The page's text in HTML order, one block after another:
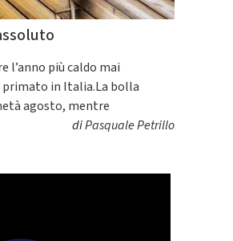
l’anno più caldo mai
in Italia.La bolla
agosto, mentre
diPasquale Petrillo